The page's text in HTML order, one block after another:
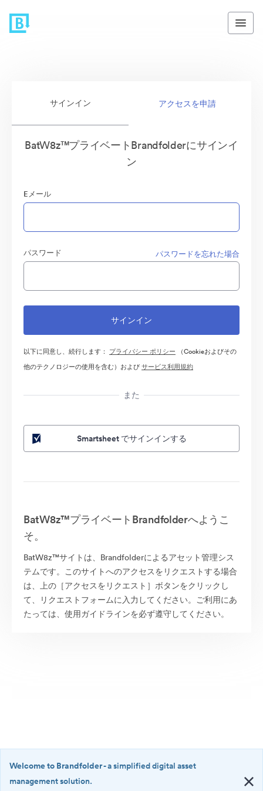
サインイン アクセスを申請
BatW8z™プライベートBrandfolderにサインイ
ン
Eメール
パスワード パスワードを忘れた場合
以下に同意し、続行します： プライバシー ポリシー （Cookieおよびその
他のテクノロジーの使用を含む）およびサービス利用規約
また
Smartsheet でサインインする
BatW8z™プライベートBrandfolderへようこ
そ。
BatW8z™サイトは、Brandfolderによるアセット管理シス
テムです。このサイトへのアクセスをリクエストする場合
は、上の［アクセスをリクエスト］ボタンをクリックし
て、リクエストフォームに入力してください。ご利用にあ
たっては、使用ガイドラインを必ず遵守してください。
Welcome to Brandfolder- a simplified digital asset
management solution.